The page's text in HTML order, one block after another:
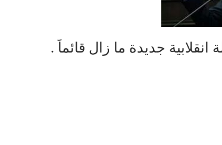
جديدة ما زال قائماً .